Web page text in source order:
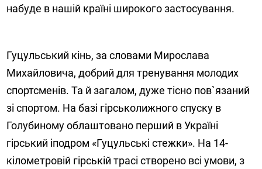
набуде в нашій країні широкого застосування.
Гуцульський кінь, за словами Мирослава
Михайловича, добрий для тренування молодих
спортсменів. Та й загалом, дуже тісно пов`язаний
зі спортом. На базі гірськолижного спуску в
Голубиному облаштовано перший в Україні
гірський іподром «Гуцульські стежки». На 14-
кілометровій гірській трасі створено всі умови, з